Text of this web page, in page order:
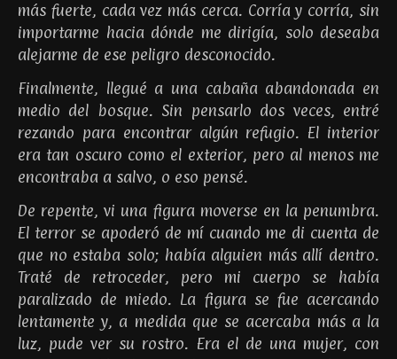
más fuerte, cada vez más cerca. Corría y corría, sin
importarme hacia dónde me dirigía, solo deseaba
alejarme de ese peligro desconocido.
Finalmente, llegué a una cabaña abandonada en
medio del bosque. Sin pensarlo dos veces, entré
rezando para encontrar algún refugio. El interior
era tan oscuro como el exterior, pero al menos me
encontraba a salvo, o eso pensé.
De repente, vi una figura moverse en la penumbra.
El terror se apoderó de mí cuando me di cuenta de
que no estaba solo; había alguien más allí dentro.
Traté de retroceder, pero mi cuerpo se había
paralizado de miedo. La figura se fue acercando
lentamente y, a medida que se acercaba más a la
luz, pude ver su rostro. Era el de una mujer, con